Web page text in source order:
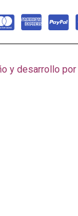
y desarrollo por